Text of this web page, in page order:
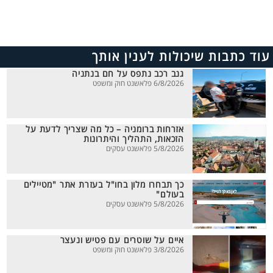
עוד כתבות שיכולות לענין אותך
גנב רכב נתפס על חם בנתניה
6/8/2026 פלאשנט חוק ומשפט
אזרחות ברומניה – כל מה שצריך לדעת על
הזכאות, התהליך והיתרונות
5/8/2026 פלאשנט עסקים
כך תבחרו מלון בחו"ל בעזרת אתר "מטיילים
בעולם"
5/8/2026 פלאשנט עסקים
איים על שוטרים עם פטיש ונעצר
3/8/2026 פלאשנט חוק ומשפט